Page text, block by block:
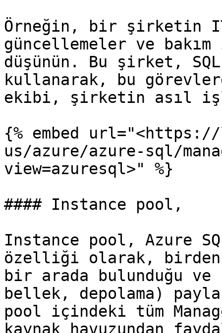
Örneğin, bir şirketin IT
güncellemeler ve
düşünün. Bu şirket,
kullanarak, bu
ekibi, şirketin asıl
{% embed
us/azure/azure-sql/
view=azuresql>" %}
#### Instance pool,
Instance pool, Azure
özelliği olarak, birden
bir arada bulunduğu ve
bellek, depolama)
pool içindeki tüm
kaynak havuzundan